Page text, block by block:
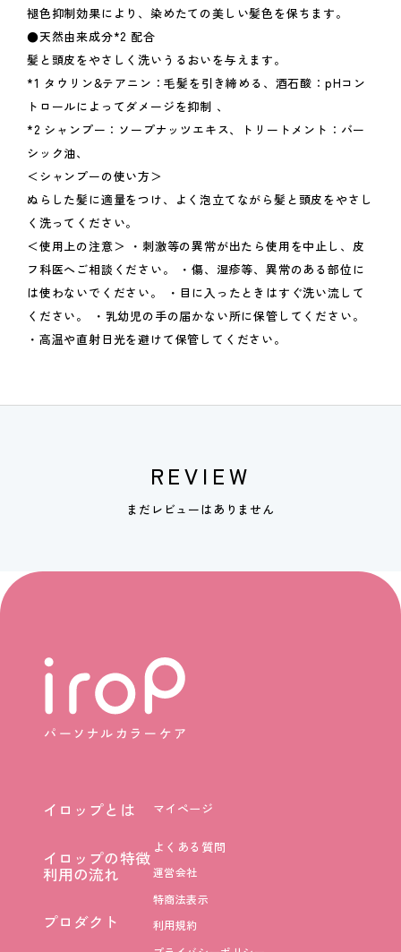
褪色抑制効果により、染めたての美しい髪色を保ちます。
●天然由来成分*2 配合
髪と頭皮をやさしく洗いうるおいを与えます。
*1 タウリン&テアニン：毛髪を引き締める、酒石酸：pHコン
トロールによってダメージを抑制 、
*2 シャンプー：ソープナッツエキス、トリートメント：バー
シック油、
＜シャンプーの使い方＞
ぬらした髪に適量をつけ、よく泡立てながら髪と頭皮をやさし
く洗ってください。
＜使用上の注意＞ ・刺激等の異常が出たら使用を中止し、皮
フ科医へご相談ください。 ・傷、湿疹等、異常のある部位に
は使わないでください。 ・目に入ったときはすぐ洗い流して
ください。 ・乳幼児の手の届かない所に保管してください。
・高温や直射日光を避けて保管してください。
REVIEW
まだレビューはありません
イロップとは
イロップの特徴
イロップの特徴
マイページ
よくある質問
利用の流れ
利用の流れ
プロダクト
運営会社
特商法表示
利用規約